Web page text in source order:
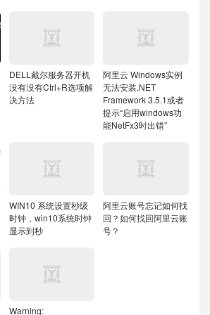
DELL戴尔服务器开机
没有没有Ctrl+R选项解
决方法
阿里云 Windows实例
无法安装.NET
Framework 3.5.1或者
提示“启用windows功
能NetFx3时出错”
WIN10 系统设置秒级
时钟，win10系统时钟
显示到秒
阿里云账号忘记如何找
回？如何找回阿里云账
号？
Warning: